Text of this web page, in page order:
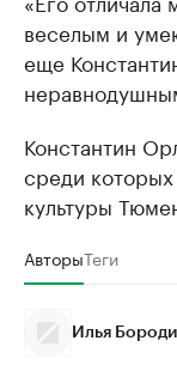
веселым и
еще
Константин
среди
культуры
АвторыТеги
Илья